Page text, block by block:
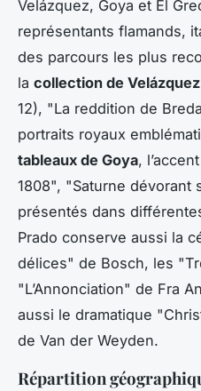
Velázquez, Goya et El
représentants flamands,
des parcours les plus
la collection de Velázquez
12), "La reddition de
portraits royaux
tableaux de Goya,
1808", "Saturne dévorant
présentés dans
Prado conserve aussi la
délices" de Bosch, les
"L’Annonciation" de Fra
aussi le dramatique
de Van der Weyden.
Répartition